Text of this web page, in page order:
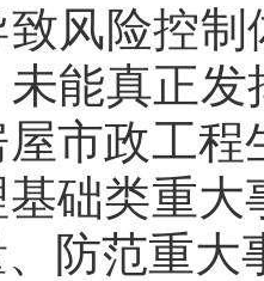
风险控
能真正
市政工
础类重
防范重